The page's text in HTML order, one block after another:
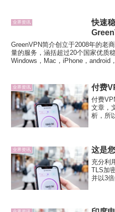
个服务
业界资讯
快速
GreenVPN简介创立于2008年的老
量的服务，涵括超过20个国家优质
Windows，Mac，iPhone，android
业界资讯 付费
付费
文章，
析，所
使用由
业界资讯 这是
充分利
TLS加
并以3
QUIC